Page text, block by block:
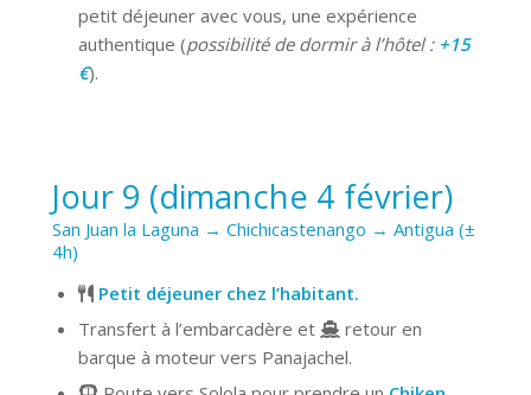
petit déjeuner avec vous, une expérience
authentique (possibilité de dormir à l’hôtel : +15
€).
Jour 9 (dimanche 4 février)
San Juan la Laguna → Chichicastenango → Antigua (±
4h)
Petit déjeuner chez l’habitant.
Transfert à l’embarcadère et
retour en
barque à moteur vers Panajachel.